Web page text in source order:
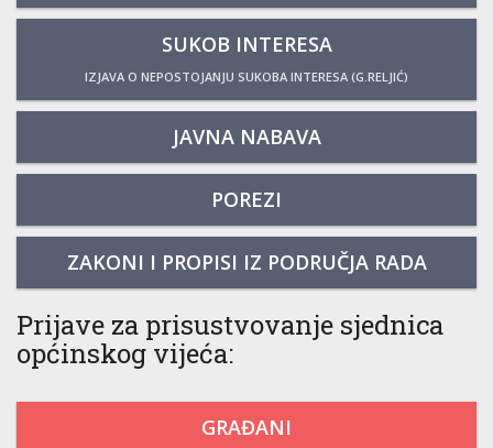
SUKOB INTERESA
IZJAVA O NEPOSTOJANJU SUKOBA INTERESA (G.RELJIĆ)
JAVNA NABAVA
POREZI
ZAKONI I PROPISI IZ PODRUČJA RADA
Prijave za prisustvovanje sjednica
općinskog vijeća:
GRAĐANI